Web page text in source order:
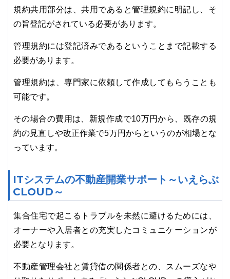
規約共用部分は、共用であると管理規約に明記し、そ
の旨登記がされている必要があります。
管理規約には登記済みであるということまで記載する
必要があります。
管理規約は、専門家に依頼して作成してもらうことも
可能です。
その場合の費用は、新規作成で10万円から、既存の規
約の見直しや改正作業で5万円からというのが相場とな
っています。
ITシステムの不動産開業サポート～いえらぶ
CLOUD～
集合住宅で起こるトラブルを未然に避けるためには、
オーナーや入居者との充実したコミュニケーションが
必要となります。
不動産管理会社と賃貸借の関係者との、スムーズなや